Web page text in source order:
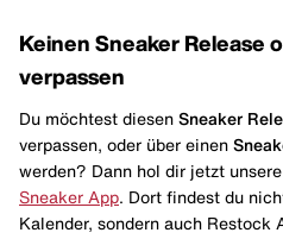
Keinen Sneaker Release
verpassen
Du möchtest diesen Sneaker
verpassen, oder über einen
werden? Dann hol dir jetzt
Sneaker App . Dort findest du
Kalender, sondern auch Restock